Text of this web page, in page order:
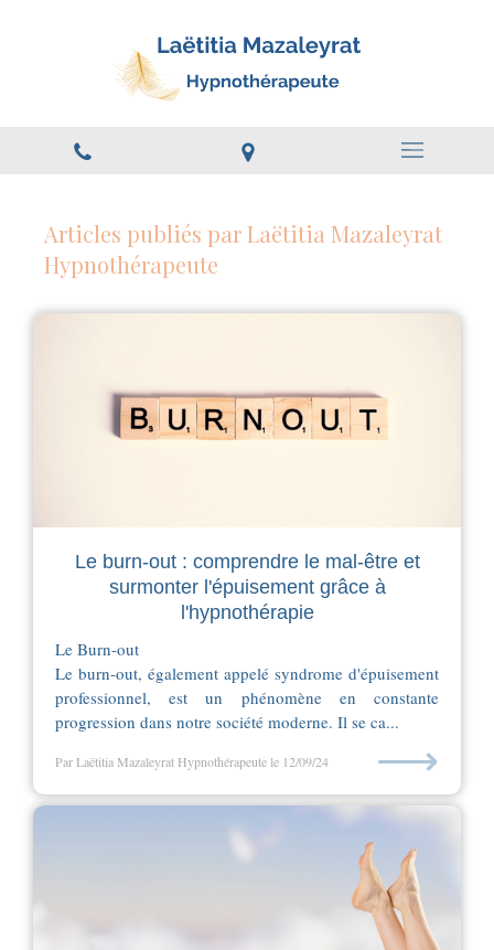
Articles publiés par Laëtitia Mazaleyrat
Hypnothérapeute
Le burn-out : comprendre le mal-être et
surmonter l'épuisement grâce à
l'hypnothérapie
Le Burn-out
Le burn-out, également appelé syndrome d'épuisement
professionnel, est un phénomène en constante
progression dans notre société moderne. Il se ca...
Par Laëtitia Mazaleyrat Hypnothérapeute le 12/09/24 ⟶